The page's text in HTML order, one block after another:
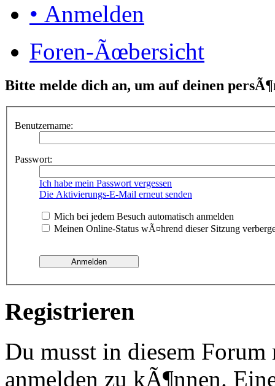
• Anmelden
Foren-Ãœbersicht
Bitte melde dich an, um auf deinen
Benutzername:
Passwort:
Ich habe mein Passwort vergessen
Die Aktivierungs-E-Mail erneut senden
Mich bei jedem Besuch automatisch anmelden
Meinen Online-Status wÃ¤hrend dieser Sitzung
Registrieren
Du musst in diesem
anmelden zu kÃ¶nnen.